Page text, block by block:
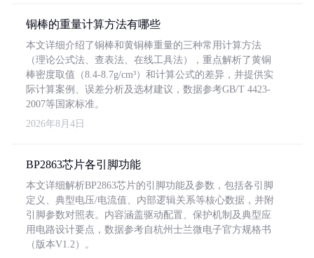
铜棒的重量计算方法有哪些
本文详细介绍了铜棒和黄铜棒重量的三种常用计算方法
（理论公式法、查表法、在线工具法），重点解析了黄铜
棒密度取值（8.4-8.7g/cm³）和计算公式的差异，并提供实
际计算案例、误差分析及选材建议，数据参考GB/T 4423-
2007等国家标准。
2026年8月4日
BP2863芯片各引脚功能
本文详细解析BP2863芯片的引脚功能及参数，包括各引脚
定义、典型电压/电流值、内部逻辑关系等核心数据，并附
引脚参数对照表。内容涵盖驱动配置、保护机制及典型应
用电路设计要点，数据参考自杭州士兰微电子官方规格书
（版本V1.2）。